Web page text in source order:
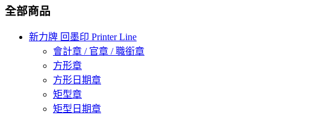
全部商品
新力牌 回墨印 Printer Line
會計章 / 官章 / 職銜章
方形章
方形日期章
矩型章
矩型日期章